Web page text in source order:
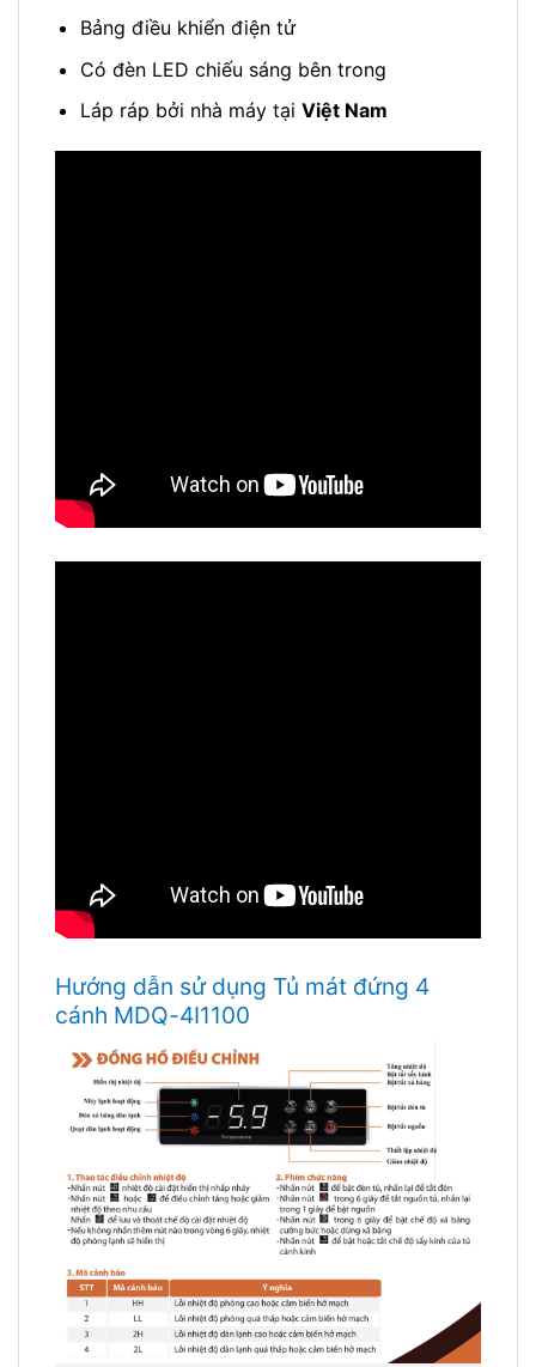
Bảng điều khiển điện tử
Có đèn LED chiếu sáng bên trong
Láp ráp bởi nhà máy tại Việt Nam
Hướng dẫn sử dụng Tủ mát đứng 4
cánh MDQ-4I1100